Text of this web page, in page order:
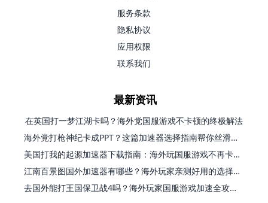
服务条款
隐私协议
应用权限
联系我们
最新资讯
在英国打一梦江湖卡吗？海外党国服游戏不卡顿的终极解法
海外党打枪神纪卡成PPT？这篇加速器选择指南帮你丝滑上分
美国打我的起源加速器下载指南：海外玩国服游戏不再卡的终极方案
江南百景图国外加速器有哪些？海外玩家亲测好用的选择与避坑指南
去国外能打王国保卫战4吗？海外玩家国服游戏加速全攻略（附公主连结幻想江湖实测）